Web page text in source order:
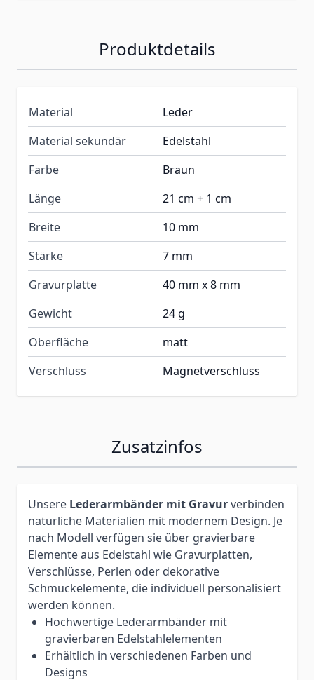
Produktdetails
Material
Leder
Material sekundär
Edelstahl
Farbe
Braun
Länge
21 cm + 1 cm
Breite
10 mm
Stärke
7 mm
Gravurplatte
40 mm x 8 mm
Gewicht
24 g
Oberfläche
matt
Verschluss
Magnetverschluss
Zusatzinfos
Unsere Lederarmbänder mit Gravurverbinden
natürliche Materialien mit modernem Design. Je
nach Modell verfügen sie über gravierbare
Elemente aus Edelstahl wie Gravurplatten,
Verschlüsse, Perlen oder dekorative
Schmuckelemente, die individuell personalisiert
werden können.
Hochwertige Lederarmbänder mit
gravierbaren Edelstahlelementen
Erhältlich in verschiedenen Farben und
Designs